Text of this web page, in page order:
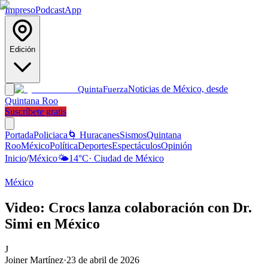
ImpresoPodcastApp
Edición
QuintaFuerzaNoticias de México, desde
Quintana Roo
Suscríbete gratis
PortadaPoliciaca 🌀 HuracanesSismosQuintana
RooMéxicoPolíticaDeportesEspectáculosOpinión
Inicio/México🌤️14°C· Ciudad de México
México
Video: Crocs lanza colaboración con Dr.
Simi en México
J
Joiner Martínez·23 de abril de 2026